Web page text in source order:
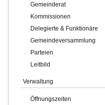
Gemeinderat
Kommissionen
Delegierte & Funktionäre
Gemeindeversammlung
Parteien
Leitbild
Verwaltung
Öffnungszeiten